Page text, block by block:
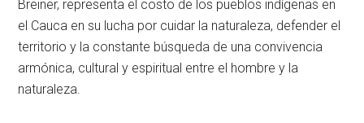
Breiner, representa el costo de los pueblos indígenas en
el Cauca en su lucha por cuidar la naturaleza, defender el
territorio y la constante búsqueda de una convivencia
armónica, cultural y espiritual entre el hombre y la
naturaleza.